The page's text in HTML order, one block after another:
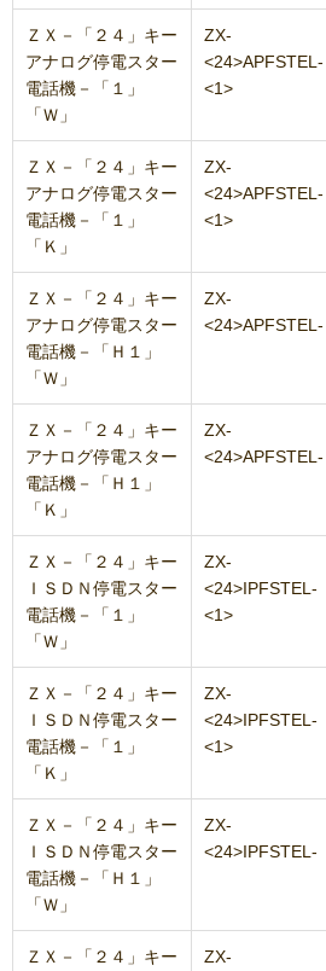
ＺＸ－「２４」キー
アナログ停電スター
電話機－「１」
「Ｗ」
ZX-
<24>APFSTEL-
<1>
ＺＸ－「２４」キー
アナログ停電スター
電話機－「１」
「Ｋ」
ZX-
<24>APFSTEL-
<1>
ＺＸ－「２４」キー
アナログ停電スター
電話機－「Ｈ１」
「Ｗ」
ZX-
<24>APFSTEL-
ＺＸ－「２４」キー
アナログ停電スター
電話機－「Ｈ１」
「Ｋ」
ZX-
<24>APFSTEL-
ＺＸ－「２４」キー
ＩＳＤＮ停電スター
電話機－「１」
「Ｗ」
ZX-
<24>IPFSTEL-
<1>
ＺＸ－「２４」キー
ＩＳＤＮ停電スター
電話機－「１」
「Ｋ」
ZX-
<24>IPFSTEL-
<1>
ＺＸ－「２４」キー
ＩＳＤＮ停電スター
電話機－「Ｈ１」
「Ｗ」
ZX-
<24>IPFSTEL-
ＺＸ－「２４」キー
ZX-